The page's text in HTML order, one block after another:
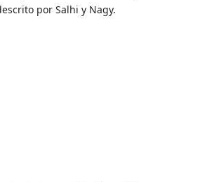
por Salhi y Nagy.